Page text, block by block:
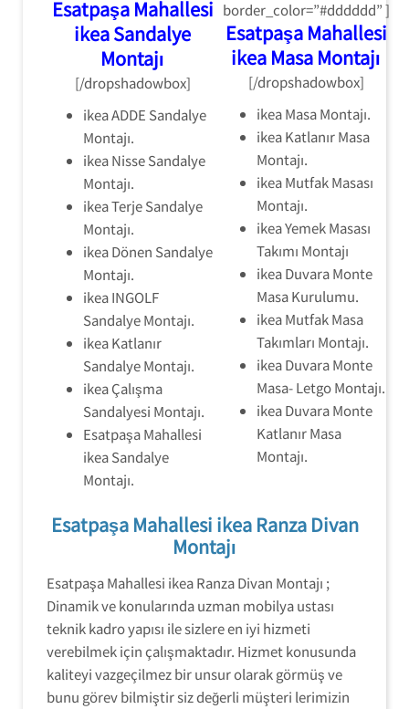
Esatpaşa Mahallesi
ikea Sandalye
Montajı
[/dropshadowbox]
ikea ADDE Sandalye
Montajı.
ikea Nisse Sandalye
Montajı.
ikea Terje Sandalye
Montajı.
ikea Dönen Sandalye
Montajı.
ikea INGOLF
Sandalye Montajı.
ikea Katlanır
Sandalye Montajı.
ikea Çalışma
Sandalyesi Montajı.
Esatpaşa Mahallesi
ikea Sandalye
Montajı.
border_color=”#dddddd” ]
Esatpaşa Mahallesi
ikea Masa Montajı
[/dropshadowbox]
ikea Masa Montajı.
ikea Katlanır Masa
Montajı.
ikea Mutfak Masası
Montajı.
ikea Yemek Masası
Takımı Montajı
ikea Duvara Monte
Masa Kurulumu.
ikea Mutfak Masa
Takımları Montajı.
ikea Duvara Monte
Masa- Letgo Montajı.
ikea Duvara Monte
Katlanır Masa
Montajı.
Esatpaşa Mahallesi ikea Ranza Divan
Montajı
Esatpaşa Mahallesi ikea Ranza Divan Montajı ;
Dinamik ve konularında uzman mobilya ustası
teknik kadro yapısı ile sizlere en iyi hizmeti
verebilmek için çalışmaktadır. Hizmet konusunda
kaliteyi vazgeçilmez bir unsur olarak görmüş ve
bunu görev bilmiştir siz değerli müşteri lerimizin